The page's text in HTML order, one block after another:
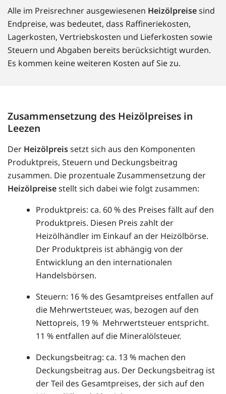
Alle im Preisrechner ausgewiesenen Heizölpreisesind
Endpreise, was bedeutet, dass Raffineriekosten,
Lagerkosten, Vertriebskosten und Lieferkosten sowie
Steuern und Abgaben bereits berücksichtigt wurden.
Es kommen keine weiteren Kosten auf Sie zu.
Zusammensetzung des Heizölpreises in
Leezen
Der Heizölpreissetzt sich aus den Komponenten
Produktpreis, Steuern und Deckungsbeitrag
zusammen. Die prozentuale Zusammensetzung der
Heizölpreisestellt sich dabei wie folgt zusammen:
Produktpreis: ca. 60 % des Preises fällt auf den
Produktpreis. Diesen Preis zahlt der
Heizölhändler im Einkauf an der Heizölbörse.
Der Produktpreis ist abhängig von der
Entwicklung an den internationalen
Handelsbörsen.
Steuern: 16 % des Gesamtpreises entfallen auf
die Mehrwertsteuer, was, bezogen auf den
Nettopreis, 19 % Mehrwertsteuer entspricht.
11 % entfallen auf die Mineralölsteuer.
Deckungsbeitrag: ca. 13 % machen den
Deckungsbeitrag aus. Der Deckungsbeitrag ist
der Teil des Gesamtpreises, der sich auf den